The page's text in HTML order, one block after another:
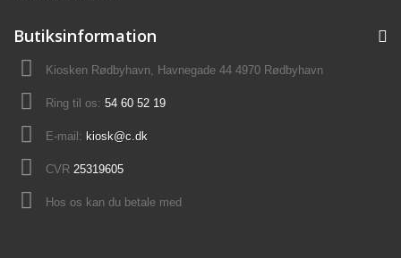
Butiksinformation
Kiosken Rødbyhavn, Havnegade 44 4970 Rødbyhavn
Ring til os: 54 60 52 19
E-mail: kiosk@c.dk
CVR 25319605
Hos os kan du betale med